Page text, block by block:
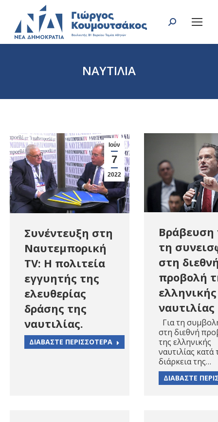
Search:
ΝΑΥΤΙΛΙΑ
Ιούν
7
2022
Συνέντευξη στη
Ναυτεμπορική
TV: Η πολιτεία
εγγυητής της
ελευθερίας
δράσης της
ναυτιλίας.
ΔΙΑΒΑΣΤΕ ΠΕΡΙΣΣΟΤΕΡΑ
Βράβευση
τη
στη
προβολή
ελληνικής
ναυτιλίας
Για τη
στη διεθνή
της ελληνικής
ναυτιλίας κατά
διάρκεια της…
ΔΙΑΒΑΣΤΕ